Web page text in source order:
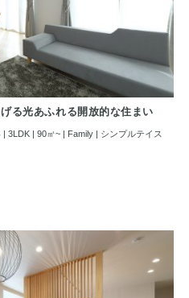
る光あふれる開放的な住まい
3LDK | 90㎡~ | Family | シンプルテイス